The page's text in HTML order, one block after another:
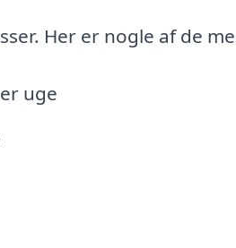
Her er nogle af de
uge